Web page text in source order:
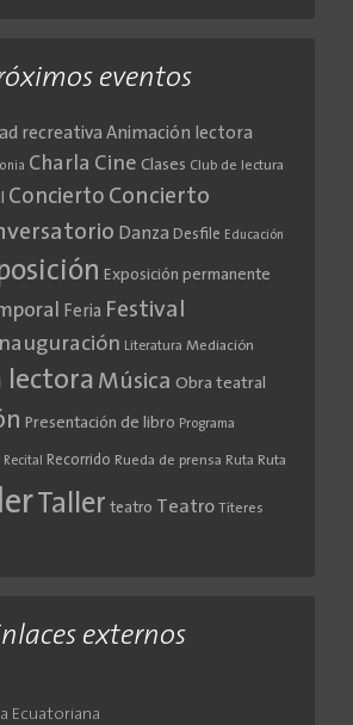
eventos
recreativa Animación lectora
Charla Cine Clases Club de lectura
Concierto Concierto
Danza Desfile Educación
Exposición permanente
Feria Festival
Literatura Mediación
lectora Música Obra teatral
Presentación de libro Programa
Recital Recorrido Rueda de prensa Ruta Ruta
Taller teatro Teatro Títeres
externos
Ecuatoriana